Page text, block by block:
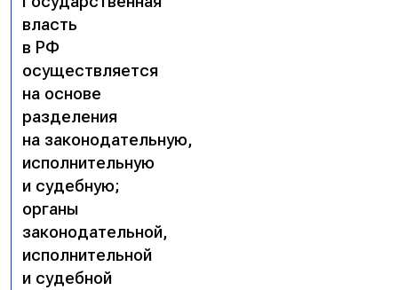
власть
в РФ
осуществляется
на основе
разделения
на законодательную,
исполнительную
и судебную;
органы
законодательной,
исполнительной
и судебной